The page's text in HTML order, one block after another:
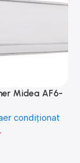
Midea AF6-
condiționat